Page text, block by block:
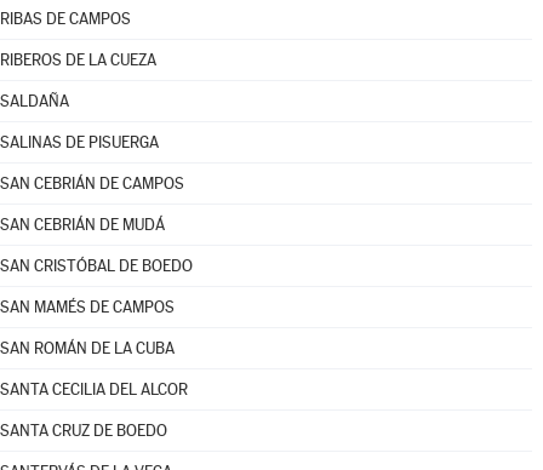
RIBAS DE CAMPOS
RIBEROS DE LA CUEZA
SALDAÑA
SALINAS DE PISUERGA
SAN CEBRIÁN DE CAMPOS
SAN CEBRIÁN DE MUDÁ
SAN CRISTÓBAL DE BOEDO
SAN MAMÉS DE CAMPOS
SAN ROMÁN DE LA CUBA
SANTA CECILIA DEL ALCOR
SANTA CRUZ DE BOEDO